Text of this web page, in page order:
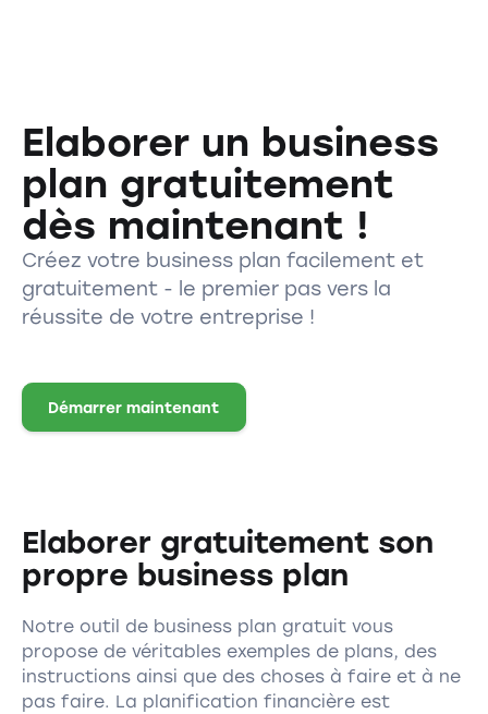
Elaborer un business
plan gratuitement
dès maintenant !
Créez votre business plan facilement et
gratuitement - le premier pas vers la
réussite de votre entreprise !
Démarrer maintenant
Elaborer gratuitement son
propre business plan
Notre outil de business plan gratuit vous
propose de véritables exemples de plans, des
instructions ainsi que des choses à faire et à ne
pas faire. La planification financière est